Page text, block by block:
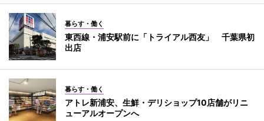
暮らす・働く
東西線・浦安駅前に「トライアル西友」 千葉県初
出店
暮らす・働く
アトレ新浦安、生鮮・デリショップ10店舗がリニ
ューアルオープンへ